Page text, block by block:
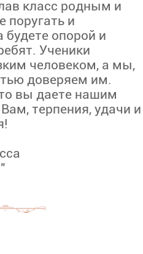
класс родным и
и
будете опорой и
Ученики
человеком, а мы,
доверяем им.
вы даете нашим
терпения, удачи и